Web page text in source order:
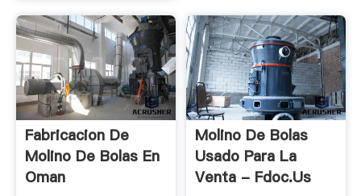
Fabricacion De
Molino De Bolas En
Oman
Molino De Bolas
Usado Para La
Venta - Fdoc.us